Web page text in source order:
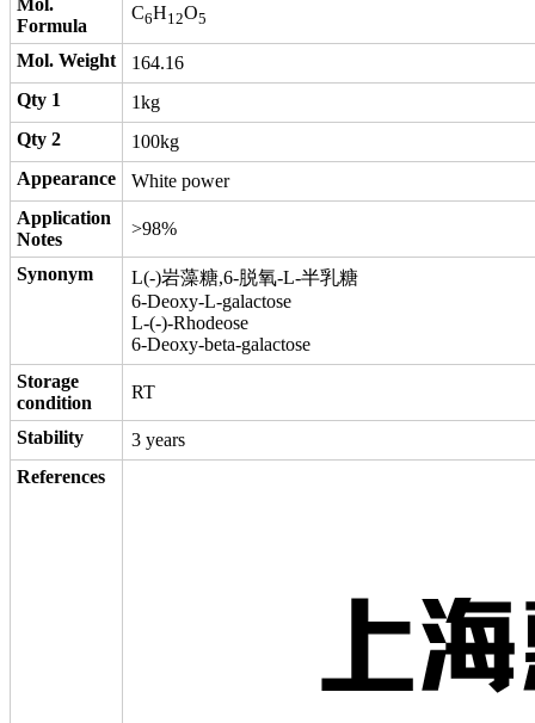
Mol.
Formula
C6H12O5
Mol. Weight
164.16
Qty 1
1kg
Qty 2
100kg
Appearance
White power
Application
Notes
>98%
Synonym
L(-)岩藻糖,6-脱氧-L-半乳糖
6-Deoxy-L-galactose
L-(-)-Rhodeose
6-Deoxy-beta-galactose
Storage
condition
RT
Stability
3 years
References